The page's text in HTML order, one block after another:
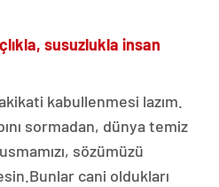
susuzlukla insan
kabullenmesi lazım.
sormadan, dünya temiz
sözümüzü
cani oldukları